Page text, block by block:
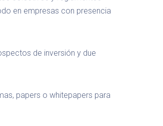
en empresas con presencia
de inversión y due
papers o whitepapers para